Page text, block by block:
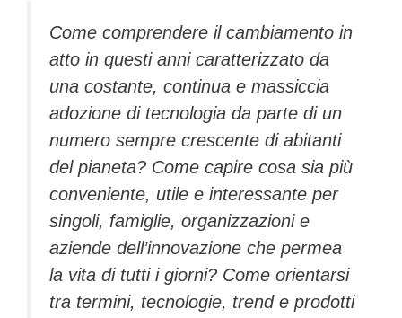
b
o
o
k
d
s
dI
n
a
m
A
p
p
vi
di
Come comprendere il cambiamento in
atto in questi anni caratterizzato da
una costante, continua e massiccia
adozione di tecnologia da parte di un
numero sempre crescente di abitanti
del pianeta? Come capire cosa sia più
conveniente, utile e interessante per
singoli, famiglie, organizzazioni e
aziende dell’innovazione che permea
la vita di tutti i giorni? Come orientarsi
tra termini, tecnologie, trend e prodotti